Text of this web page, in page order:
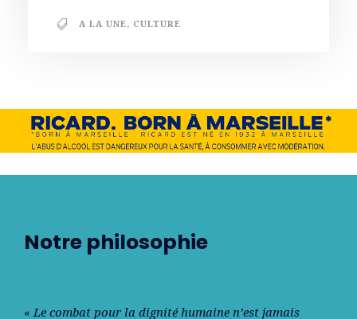
A LA UNE, CULTURE
Notre philosophie
« Le combat pour la dignité humaine n’est jamais